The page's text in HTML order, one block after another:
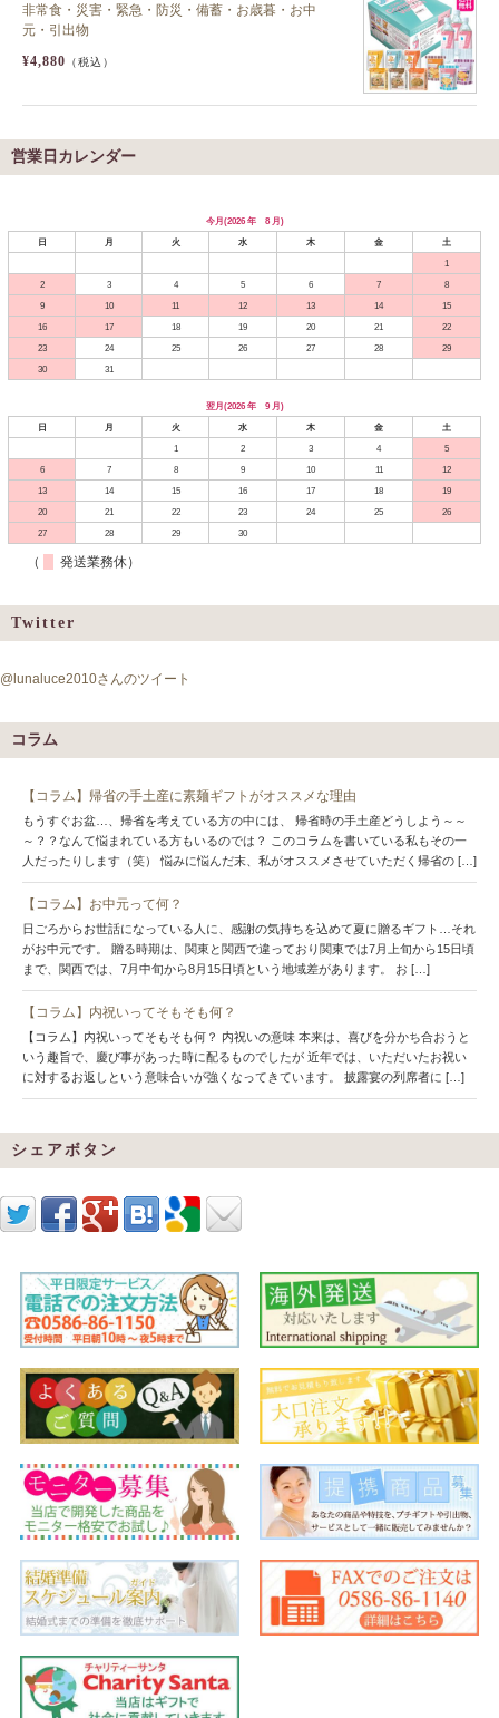
非常食・災害・緊急・防災・備蓄・お歳暮・お中
元・引出物
¥4,880 （税込）
営業日カレンダー
今月(2026 年 8 月)
日
月 火 水 木 金
土
1
2
3 4 5 6 7
8
9
10 11 12 13 14
15
16
17 18 19 20 21
22
23
24 25 26 27 28
29
30
31
翌月(2026 年 9 月)
日
月 火 水 木 金
土
1
2 3 4
5
6
7 8 9 10 11
12
13
14 15 16 17 18
19
20
21 22 23 24 25
26
27
28 29 30
（ 発送業務休）
Twitter
@lunaluce2010さんのツイート
コラム
【コラム】帰省の手土産に素麺ギフトがオススメな理由
もうすぐお盆…、帰省を考えている方の中には、 帰省時の手土産どうしよう～～
～？？なんて悩まれている方もいるのでは？ このコラムを書いている私もその一
人だったりします（笑） 悩みに悩んだ末、私がオススメさせていただく帰省の […]
【コラム】お中元って何？
日ごろからお世話になっている人に、感謝の気持ちを込めて夏に贈るギフト…それ
がお中元です。 贈る時期は、関東と関西で違っており関東では7月上旬から15日頃
まで、関西では、7月中旬から8月15日頃という地域差があります。 お […]
【コラム】内祝いってそもそも何？
【コラム】内祝いってそもそも何？ 内祝いの意味 本来は、喜びを分かち合おうと
いう趣旨で、慶び事があった時に配るものでしたが 近年では、いただいたお祝い
に対するお返しという意味合いが強くなってきています。 披露宴の列席者に […]
シェアボタン